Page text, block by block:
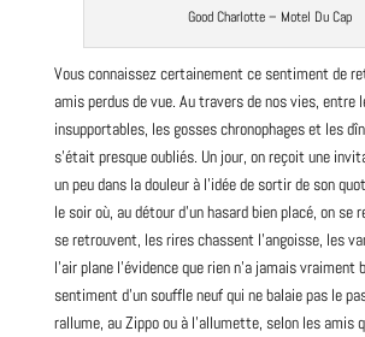
Good Charlotte – Motel Du Cap
Vous connaissez certainement ce sentiment de
amis perdus de vue. Au travers de nos vies, entre
insupportables, les gosses chronophages et les
s’était presque oubliés. Un jour, on reçoit une
un peu dans la douleur à l’idée de sortir de son
le soir où, au détour d’un hasard bien placé, on se
se retrouvent, les rires chassent l’angoisse, les
l’air plane l’évidence que rien n’a jamais vraiment
sentiment d’un souffle neuf qui ne balaie pas le
rallume, au Zippo ou à l’allumette, selon les amis